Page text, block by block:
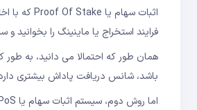
فرایند استخراج یا ماینینگ را
باشد، شانس دریافت پاداش بیشتری